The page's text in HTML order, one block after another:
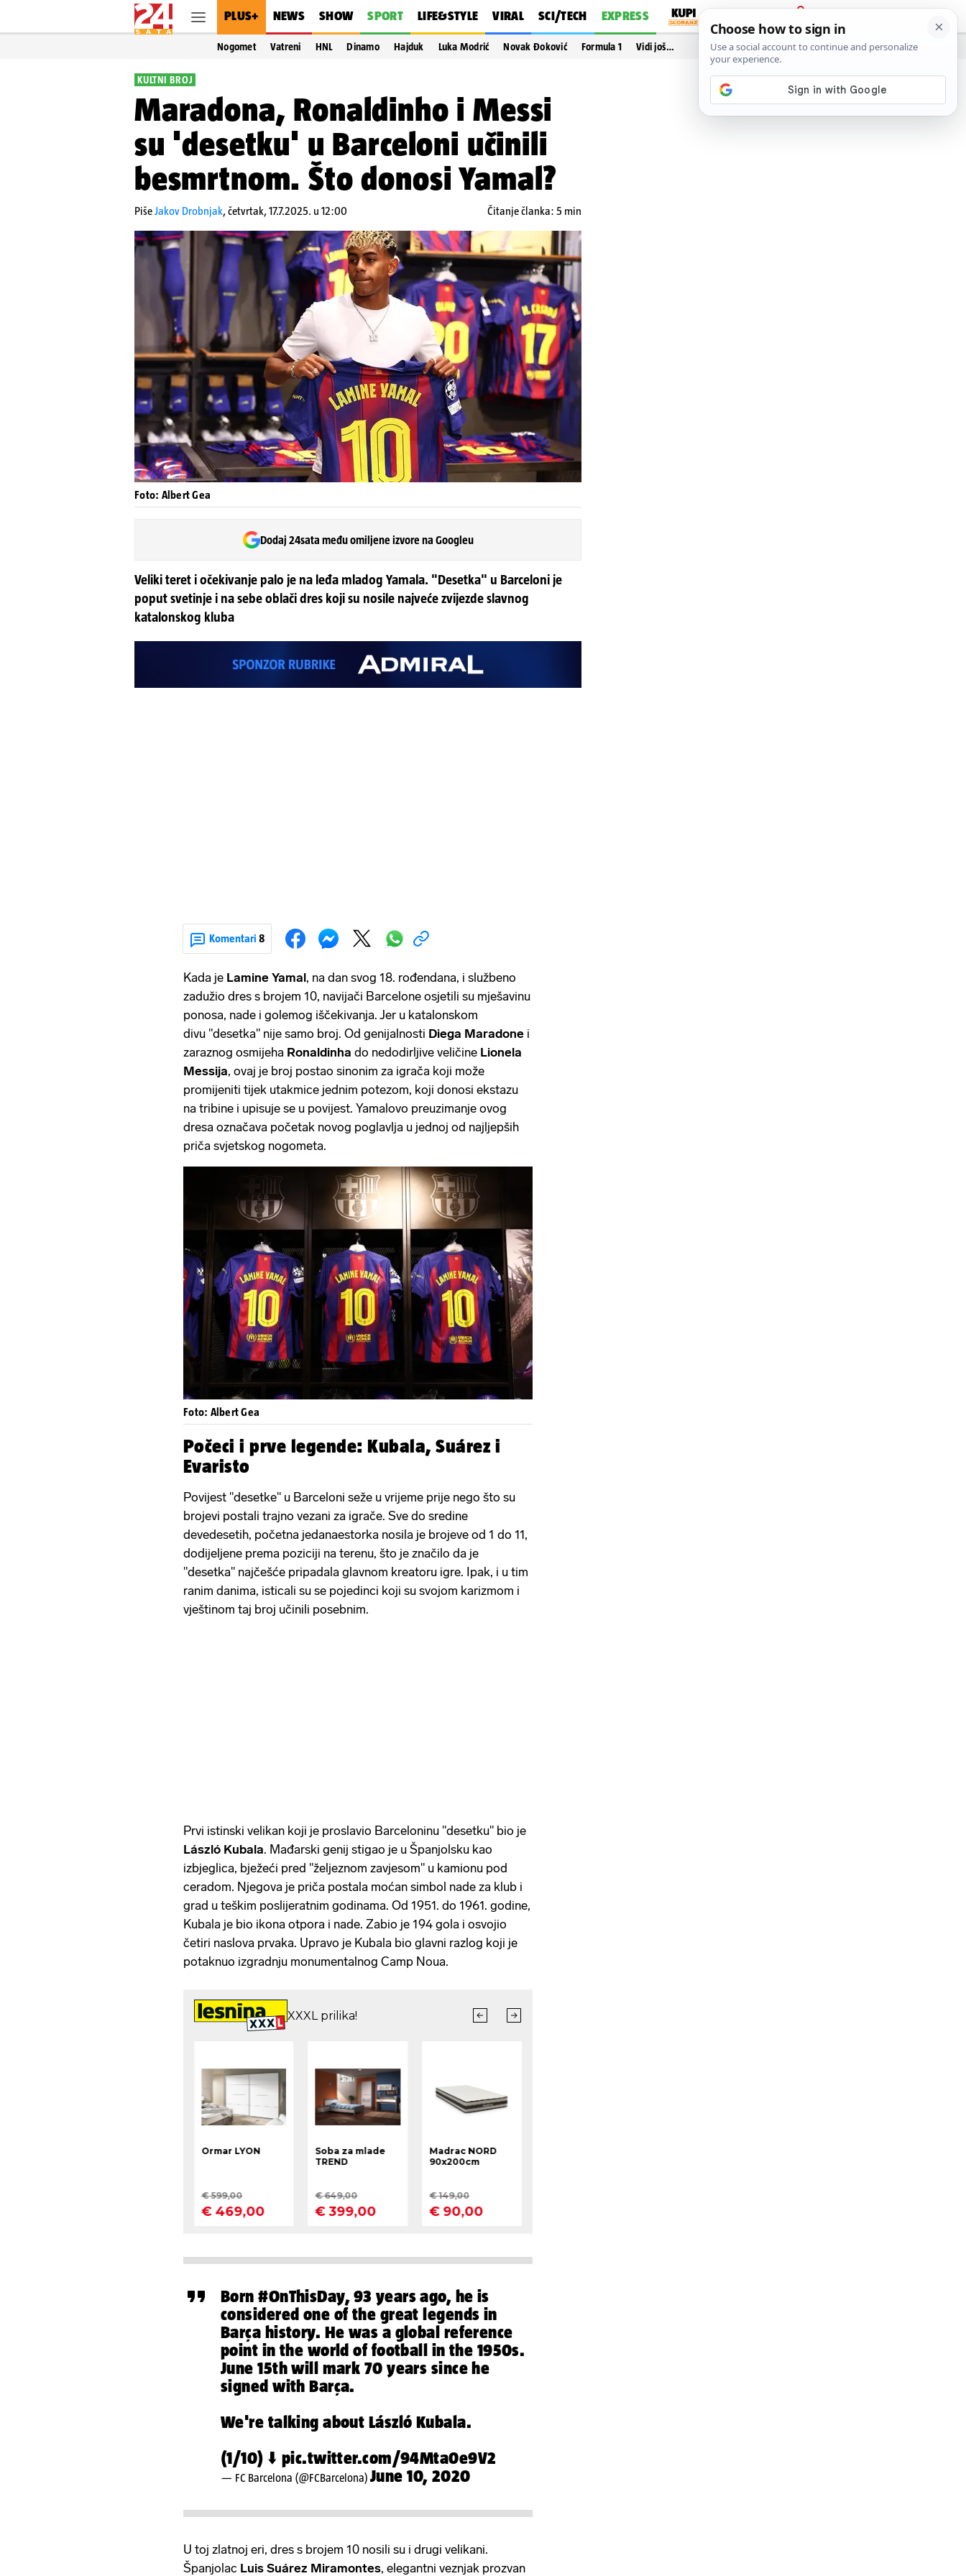
PLUS+ NEWS SHOW SPORT LIFE&STYLE VIRAL SCI/TECH EXPRESS
PRIJAVA
Nogomet Vatreni HNL Dinamo Hajduk Luka Modrić Novak Đoković Formula 1 Vidi još…
KULTNI BROJ
Maradona, Ronaldinho i Messi
su 'desetku' u Barceloni učinili
besmrtnom. Što donosi Yamal?
PišeJakov Drobnjak,četvrtak, 17.7.2025. u 12:00 Čitanje članka: 5 min
Foto: Albert Gea
Dodaj 24sata među omiljene izvore na Googleu
Veliki teret i očekivanje palo je na leđa mladog Yamala. "Desetka" u Barceloni je
poput svetinje i na sebe oblači dres koji su nosile najveće zvijezde slavnog
katalonskog kluba
Komentari 8
Kada je Lamine Yamal, na dan svog 18. rođendana, i službeno
zadužio dres s brojem 10, navijači Barcelone osjetili su mješavinu
ponosa, nade i golemog iščekivanja. Jer u katalonskom
divu "desetka" nije samo broj. Od genijalnosti Diega Maradone i
zaraznog osmijeha Ronaldinha do nedodirljive veličine Lionela
Messija, ovaj je broj postao sinonim za igrača koji može
promijeniti tijek utakmice jednim potezom, koji donosi ekstazu
na tribine i upisuje se u povijest. Yamalovo preuzimanje ovog
dresa označava početak novog poglavlja u jednoj od najljepših
priča svjetskog nogometa.
Foto: Albert Gea
Počeci i prve legende: Kubala, Suárez i
Evaristo
Povijest "desetke" u Barceloni seže u vrijeme prije nego što su
brojevi postali trajno vezani za igrače. Sve do sredine
devedesetih, početna jedanaestorka nosila je brojeve od 1 do 11,
dodijeljene prema poziciji na terenu, što je značilo da je
"desetka" najčešće pripadala glavnom kreatoru igre. Ipak, i u tim
ranim danima, isticali su se pojedinci koji su svojom karizmom i
vještinom taj broj učinili posebnim.
Prvi istinski velikan koji je proslavio Barceloninu "desetku" bio je
László Kubala. Mađarski genij stigao je u Španjolsku kao
izbjeglica, bježeći pred "željeznom zavjesom" u kamionu pod
ceradom. Njegova je priča postala moćan simbol nade za klub i
grad u teškim poslijeratnim godinama. Od 1951. do 1961. godine,
Kubala je bio ikona otpora i nade. Zabio je 194 gola i osvojio
četiri naslova prvaka. Upravo je Kubala bio glavni razlog koji je
potaknuo izgradnju monumentalnog Camp Noua.
Born#OnThisDay, 93 years ago, he is
considered one of the great legends in
Barça history. He was a global reference
point in the world of football in the 1950s.
June 15th will mark 70 years since he
signed with Barça.
We're talking about László Kubala.
(1/10) ⬇️ pic.twitter.com/94Mta0e9V2
— FC Barcelona (@FCBarcelona) June 10, 2020
U toj zlatnoj eri, dres s brojem 10 nosili su i drugi velikani.
Španjolac Luis Suárez Miramontes, elegantni veznjak prozvan